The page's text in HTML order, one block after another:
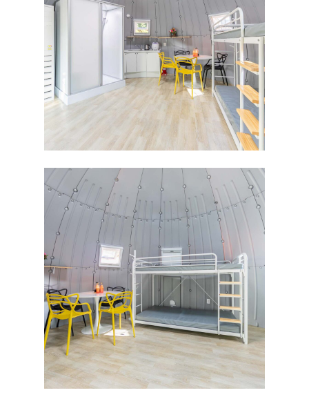
HOME
ABOUT
인사말
외부풍경
배치도
ROOMS
카라반 침대
카라반 온돌
카라반 고급
글램핑
FACILITY
RESERVATION
예약안내
TRAVEL